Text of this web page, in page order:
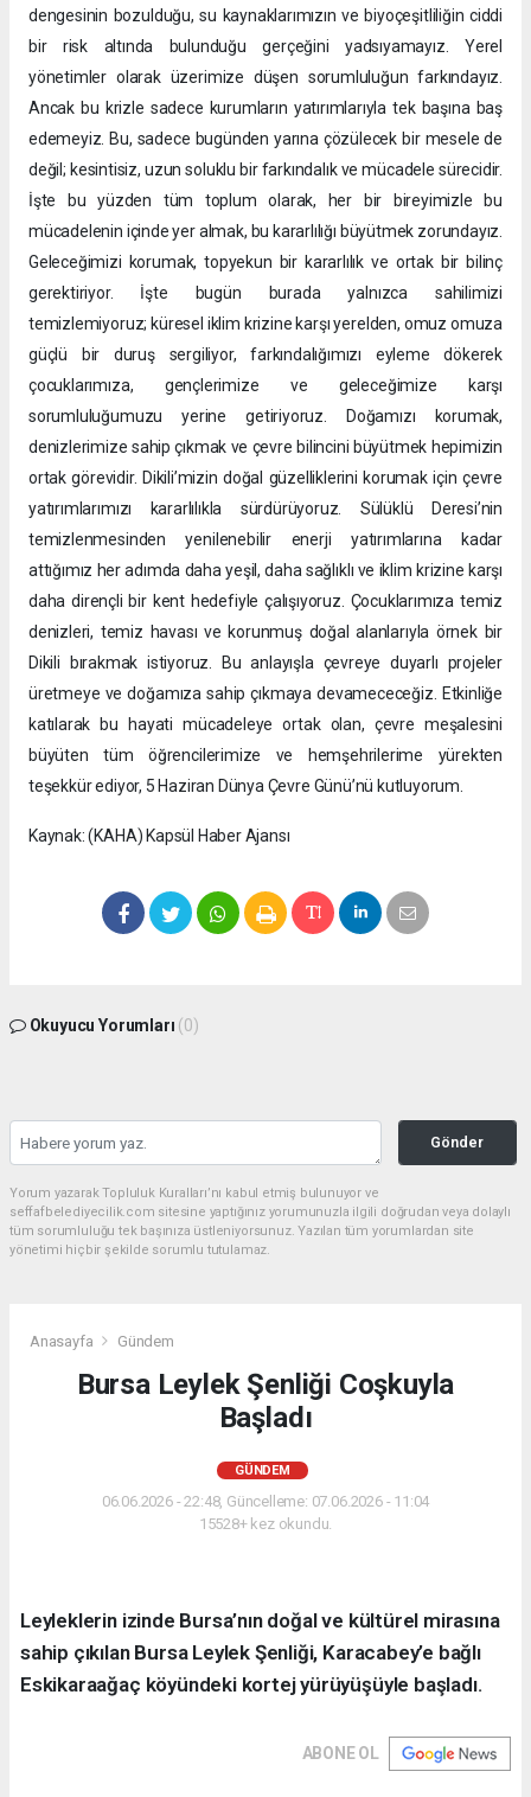
dengesinin bozulduğu, su kaynaklarımızın ve biyoçeşitliliğin ciddi
bir risk altında bulunduğu gerçeğini yadsıyamayız. Yerel
yönetimler olarak üzerimize düşen sorumluluğun farkındayız.
Ancak bu krizle sadece kurumların yatırımlarıyla tek başına baş
edemeyiz. Bu, sadece bugünden yarına çözülecek bir mesele de
değil; kesintisiz, uzun soluklu bir farkındalık ve mücadele sürecidir.
İşte bu yüzden tüm toplum olarak, her bir bireyimizle bu
mücadelenin içinde yer almak, bu kararlılığı büyütmek zorundayız.
Geleceğimizi korumak, topyekun bir kararlılık ve ortak bir bilinç
gerektiriyor. İşte bugün burada yalnızca sahilimizi
temizlemiyoruz; küresel iklim krizine karşı yerelden, omuz omuza
güçlü bir duruş sergiliyor, farkındalığımızı eyleme dökerek
çocuklarımıza, gençlerimize ve geleceğimize karşı
sorumluluğumuzu yerine getiriyoruz. Doğamızı korumak,
denizlerimize sahip çıkmak ve çevre bilincini büyütmek hepimizin
ortak görevidir. Dikili’mizin doğal güzelliklerini korumak için çevre
yatırımlarımızı kararlılıkla sürdürüyoruz. Sülüklü Deresi’nin
temizlenmesinden yenilenebilir enerji yatırımlarına kadar
attığımız her adımda daha yeşil, daha sağlıklı ve iklim krizine karşı
daha dirençli bir kent hedefiyle çalışıyoruz. Çocuklarımıza temiz
denizleri, temiz havası ve korunmuş doğal alanlarıyla örnek bir
Dikili bırakmak istiyoruz. Bu anlayışla çevreye duyarlı projeler
üretmeye ve doğamıza sahip çıkmaya devamececeğiz. Etkinliğe
katılarak bu hayati mücadeleye ortak olan, çevre meşalesini
büyüten tüm öğrencilerimize ve hemşehrilerime yürekten
teşekkür ediyor, 5 Haziran Dünya Çevre Günü’nü kutluyorum.
Kaynak: (KAHA) Kapsül Haber Ajansı
Okuyucu Yorumları (0)
Gönder
Yorum yazarak Topluluk Kuralları’nı kabul etmiş bulunuyor ve
seffafbelediyecilik.com sitesine yaptığınız yorumunuzla ilgili doğrudan veya dolaylı
tüm sorumluluğu tek başınıza üstleniyorsunuz. Yazılan tüm yorumlardan site
yönetimi hiçbir şekilde sorumlu tutulamaz.
Anasayfa Gündem
Bursa Leylek Şenliği Coşkuyla
Başladı
GÜNDEM
06.06.2026 - 22:48, Güncelleme: 07.06.2026 - 11:04
15528+ kez okundu.
Leyleklerin izinde Bursa’nın doğal ve kültürel mirasına
sahip çıkılan Bursa Leylek Şenliği, Karacabey’e bağlı
Eskikaraağaç köyündeki kortej yürüyüşüyle başladı.
ABONE OL